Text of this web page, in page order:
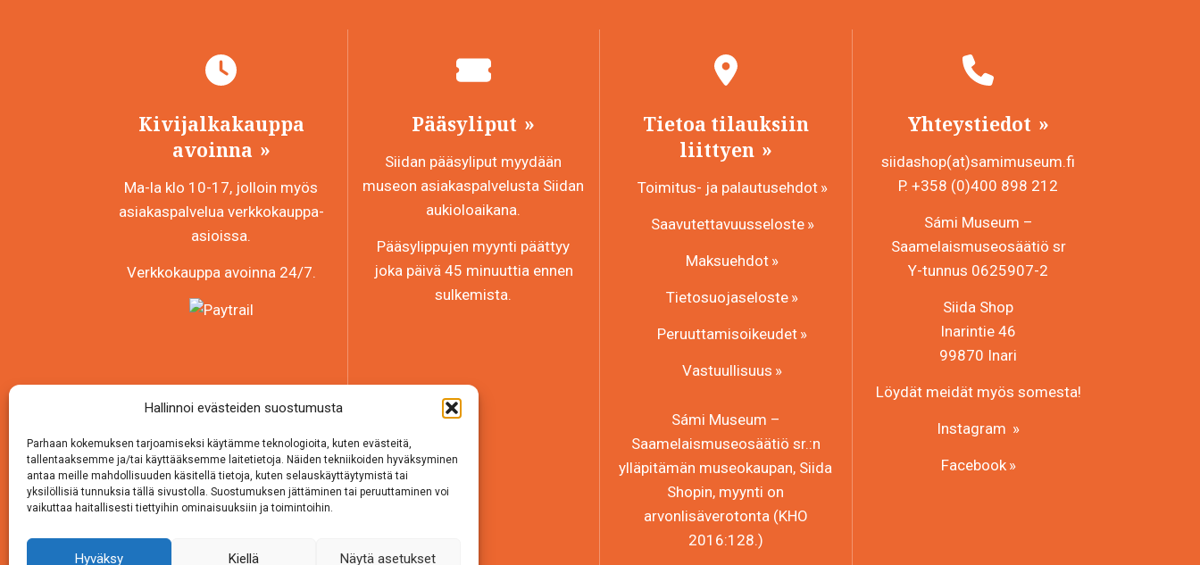
Hallinnoi evästeiden suostumusta
Parhaan kokemuksen tarjoamiseksi käytämme teknologioita, kuten evästeitä,
tallentaaksemme ja/tai käyttääksemme laitetietoja. Näiden tekniikoiden hyväksyminen
antaa meille mahdollisuuden käsitellä tietoja, kuten selauskäyttäytymistä tai
yksilöllisiä tunnuksia tällä sivustolla. Suostumuksen jättäminen tai peruuttaminen voi
vaikuttaa haitallisesti tiettyihin ominaisuuksiin ja toimintoihin.
Hyväksy Kiellä Näytä asetukset
Kivijalkakauppa
avoinna
Ma-la klo 10-17, jolloin myös
asiakaspalvelua verkkokauppa-
asioissa.
Verkkokauppa avoinna 24/7.
Pääsyliput
Siidan pääsyliput myydään
museon asiakaspalvelusta Siidan
aukioloaikana.
Pääsylippujen myynti päättyy
joka päivä 45 minuuttia ennen
sulkemista.
Tietoa tilauksiin
liittyen
Toimitus- ja palautusehdot
Saavutettavuusseloste
Maksuehdot
Tietosuojaseloste
Peruuttamisoikeudet
Vastuullisuus
Sámi Museum –
Saamelaismuseosäätiö sr.:n
ylläpitämän museokaupan, Siida
Shopin, myynti on
arvonlisäverotonta (KHO
2016:128.)
Yhteystiedot
siidashop(at)samimuseum.fi
P. +358 (0)400 898 212
Sámi Museum –
Saamelaismuseosäätiö sr
Y-tunnus 0625907-2
Siida Shop
Inarintie 46
99870 Inari
Löydät meidät myös somesta!
Instagram
Facebook